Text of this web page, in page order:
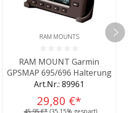
von 5 Sternen
RAM MOUNTS
Durchschnittliche Bewertung von
RAM MOUNT Garmin
GPSMAP 695/696 Halterung
Art.Nr.: 89961
29,80 €*
45,95 €* (35.15% gespart)